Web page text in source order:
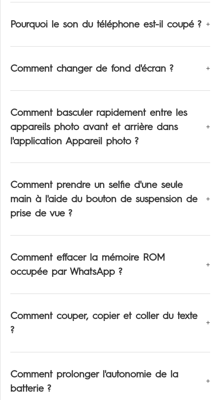
Pourquoi le son du téléphone est-il coupé ?
Comment changer de fond d'écran ?
Comment basculer rapidement entre les
appareils photo avant et arrière dans
l'application Appareil photo ?
Comment prendre un selfie d'une seule
main à l'aide du bouton de suspension de
prise de vue ?
Comment effacer la mémoire ROM
occupée par WhatsApp ?
Comment couper, copier et coller du texte
?
Comment prolonger l'autonomie de la
batterie ?